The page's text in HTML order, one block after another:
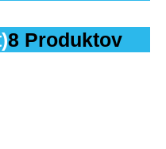
8 Produktov